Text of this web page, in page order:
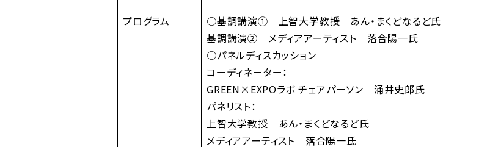
プログラム
○基調講演① 上智大学教授 あん・まくどなるど氏
基調講演② メディアアーティスト 落合陽一氏
○パネルディスカッション
コーディネーター：
GREEN×EXPOラボ チェアパーソン 涌井史郎氏
パネリスト：
上智大学教授 あん・まくどなるど氏
メディアアーティスト 落合陽一氏